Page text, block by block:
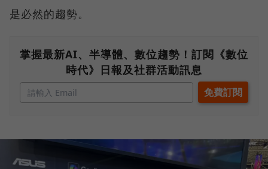
是必然的趨勢。
掌握最新AI、半導體、數位趨勢！訂閱《數位
時代》日報及社群活動訊息